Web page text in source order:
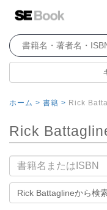
ホーム > 書籍 > Rick
Rick
書籍名
Rick Battaglineから検